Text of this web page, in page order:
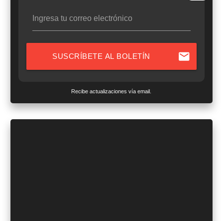
Ingresa tu correo electrónico
SUSCRÍBETE AL BOLETÍN mail
Recibe actualizaciones vía email.